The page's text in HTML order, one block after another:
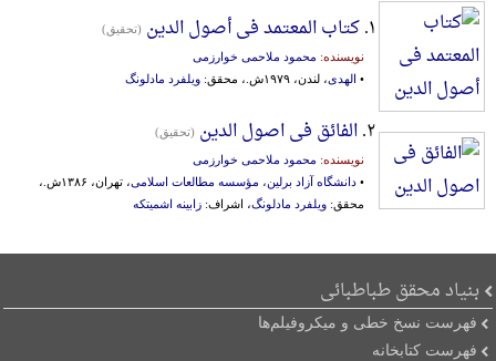
۱. کتاب المعتمد فی أصول الدین (تحقیق)
نویسنده: محمود ملاحمی خوارزمی
• الهدی، لندن، ۱۹۷۹ش.، محقق: ویلفرد مادلونگ
۲. الفائق فی اصول الدین (تحقیق)
نویسنده: محمود ملاحمی خوارزمی
• دانشگاه آزاد برلین، مؤسسه مطالعات اسلامی
، تهران، ۱۳۸۶ش.،
محقق: ویلفرد مادلونگ، اشراف: زابینه اشمیتکه
بنیاد محقق طباطبائی
فهرست نسخ خطی و میکروفیلم‌ها
فهرست کتابخانه